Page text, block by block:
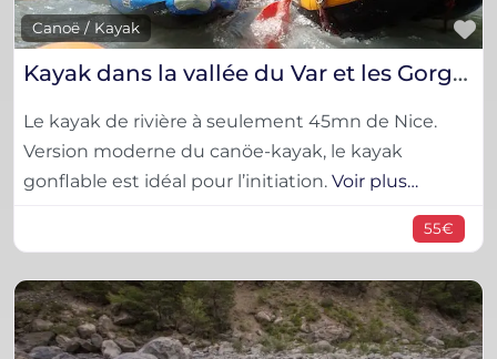
Canoë / Kayak
Kayak dans la vallée du Var et les Gorges du Verdon
Le kayak de rivière à seulement 45mn de Nice.
Version moderne du canöe-kayak, le kayak
gonflable est idéal pour l’initiation. Voir plus…
55€